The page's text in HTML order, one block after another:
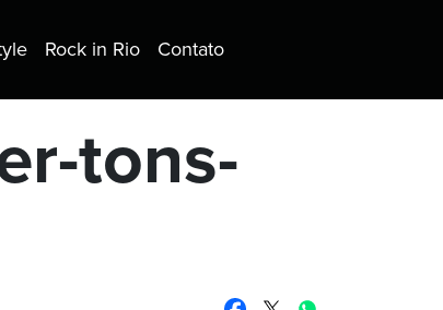
Rock in Rio Contato
tons-